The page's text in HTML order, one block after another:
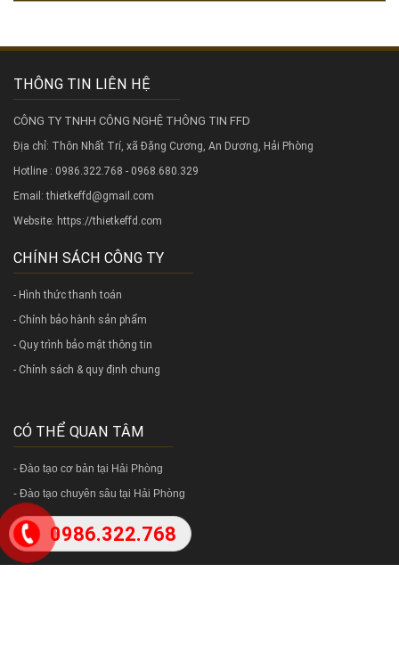
THÔNG TIN LIÊN HỆ
CÔNG TY TNHH CÔNG NGHỆ THÔNG TIN FFD
Địa chỉ: Thôn Nhất Trí, xã Đặng Cương, An Dương, Hải Phòng
Hotline : 0986.322.768 - 0968.680.329
Email: thietkeffd@gmail.com
Website: https://thietkeffd.com
CHÍNH SÁCH CÔNG TY
- Hình thức thanh toán
- Chính bảo hành sản phẩm
- Quy trình bảo mật thông tin
- Chính sách & quy định chung
CÓ THỂ QUAN TÂM
- Đào tạo cơ bản tại Hải Phòng
- Đào tạo chuyên sâu tại Hải Phòng
0986.322.768